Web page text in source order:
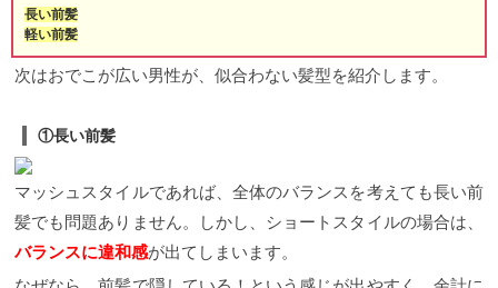
長い前髪
軽い前髪
次はおでこが広い男性が、似合わない髪型を紹介します。
①長い前髪
マッシュスタイルであれば、全体のバランスを考えても長い前
髪でも問題ありません。しかし、ショートスタイルの場合は、
バランスに違和感が出てしまいます。